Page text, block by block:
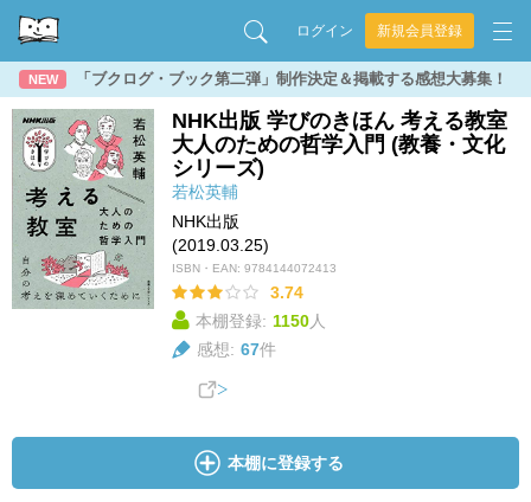
ログイン 新規会員登録
NEW 「ブクログ・ブック第二弾」制作決定＆掲載する感想大募集！
NHK出版 学びのきほん 考える教室
大人のための哲学入門 (教養・文化
シリーズ)
若松英輔
NHK出版
(2019.03.25)
ISBN・EAN: 9784144072413
3.74
本棚登録: 1150人
感想: 67件
本棚に登録する